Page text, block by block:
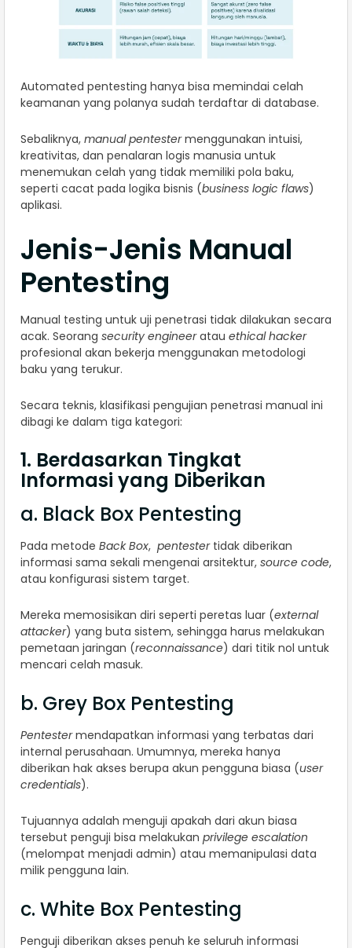
Automated pentesting hanya bisa memindai celah
keamanan yang polanya sudah terdaftar di database.
Sebaliknya, manual pentestermenggunakan intuisi,
kreativitas, dan penalaran logis manusia untuk
menemukan celah yang tidak memiliki pola baku,
seperti cacat pada logika bisnis (business logic flaws)
aplikasi.
Jenis-Jenis Manual
Pentesting
Manual testing untuk uji penetrasi tidak dilakukan secara
acak. Seorang security engineeratau ethical hacker
profesional akan bekerja menggunakan metodologi
baku yang terukur.
Secara teknis, klasifikasi pengujian penetrasi manual ini
dibagi ke dalam tiga kategori:
1. Berdasarkan Tingkat
Informasi yang Diberikan
a. Black Box Pentesting
Pada metode Back Box, pentestertidak diberikan
informasi sama sekali mengenai arsitektur, source code,
atau konfigurasi sistem target.
Mereka memosisikan diri seperti peretas luar (external
attacker) yang buta sistem, sehingga harus melakukan
pemetaan jaringan (reconnaissance) dari titik nol untuk
mencari celah masuk.
b. Grey Box Pentesting
Pentestermendapatkan informasi yang terbatas dari
internal perusahaan. Umumnya, mereka hanya
diberikan hak akses berupa akun pengguna biasa (user
credentials).
Tujuannya adalah menguji apakah dari akun biasa
tersebut penguji bisa melakukan privilege escalation
(melompat menjadi admin) atau memanipulasi data
milik pengguna lain.
c. White Box Pentesting
Penguji diberikan akses penuh ke seluruh informasi